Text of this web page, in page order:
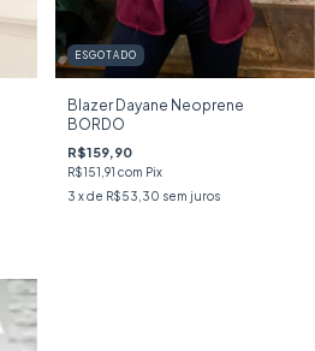
ESGOTADO
Blazer Dayane Neoprene
BORDO
R$159,90
R$151,91 com Pix
3 x de R$53,30 sem juros